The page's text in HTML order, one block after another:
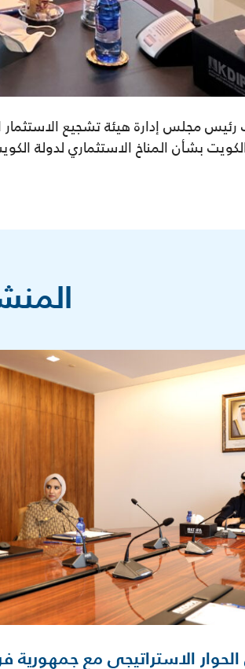
رئيس مجلس إدارة هيئة تشجيع الاستثمار
بشأن المناخ الاستثماري لدولة الكويت بتاريخ 27
الاستراتيجي مع جمهورية